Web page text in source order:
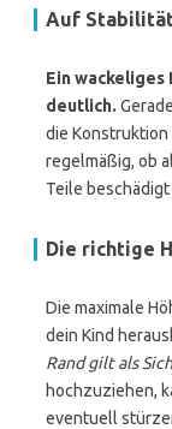
Auf
Ein
deutlich.
die
regelmäßig, ob
Teile
Die richtige
Die maximale
dein Kind
Rand gilt als
hochzuziehen,
eventuell